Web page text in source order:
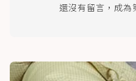
還沒有留言，成為